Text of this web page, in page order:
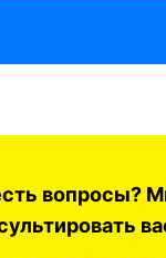
вопросы?